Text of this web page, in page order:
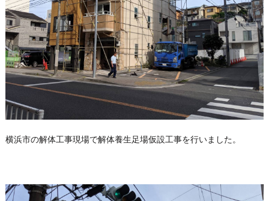
横浜市の解体工事現場で解体養生足場仮設工事を行いました。